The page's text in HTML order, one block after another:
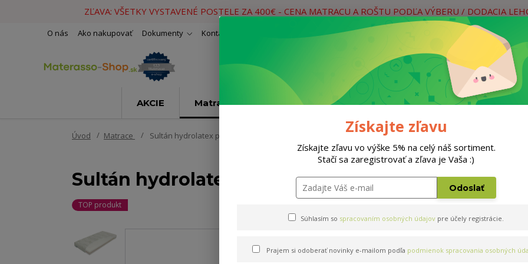
ZĽAVA: VŠETKY VYSTAVENÉ POSTELE ZA 400€ - CENA MATRACU A ROŠTU PODĽA VÝBERU / DODACIA
O nás Ako nakupovať Dokumenty Kontakty
Hľadať
Neviete si rady? Zavolajte.
AKCIE Matrace Rošty Doplnky Postele
Úvod Matrace Sultán hydrolatex plus T4 140x200cm
Sultán hydrolatex plus T4 140x200cm
TOP produkt
Získajte zľavu
Získajte zľavu vo výške 5% na celý náš sortiment.
Stačí sa zaregistrovať a zľava je Vaša :)
Odoslať
Súhlasím so spracovaním osobných údajov pre účely registrácie.
Prajem si odoberať novinky e-mailom podľa podmienok spracovania osobných